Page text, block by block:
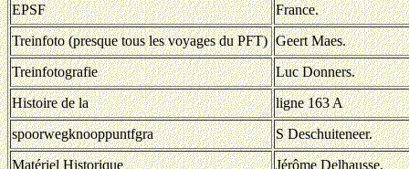
EPSF
France.
Treinfoto (presque tous les voyages du PFT) Geert Maes.
Treinfotografie
Luc Donners.
Histoire de la
ligne 163 A
spoorwegknooppuntfgra
S Deschuiteneer.
Matériel Historique
Jérôme Delhausse.